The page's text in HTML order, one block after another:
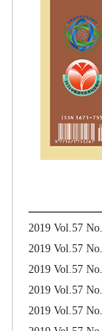
2019 Vol.57
2019 Vol.57
2019 Vol.57
2019 Vol.57
2019 Vol.57